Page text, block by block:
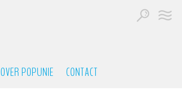
OVER POPUNIE CONTACT